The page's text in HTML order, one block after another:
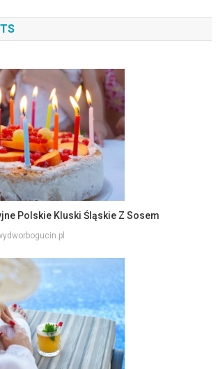
Polskie Kluski Śląskie Z Sosem